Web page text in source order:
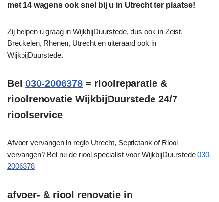
met 14 wagens ook snel bij u in Utrecht ter plaatse!
Zij helpen u graag in WijkbijDuurstede, dus ook in Zeist,
Breukelen, Rhenen, Utrecht en uiteraard ook in
WijkbijDuurstede.
Bel 030-2006378 = rioolreparatie &
rioolrenovatie WijkbijDuurstede 24/7
rioolservice
Afvoer vervangen in regio Utrecht, Septictank of Riool
vervangen? Bel nu de riool specialist voor WijkbijDuurstede 030-
2006378
afvoer- & riool renovatie in